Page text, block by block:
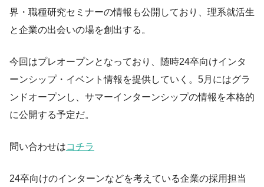
界・職種研究セミナーの情報も公開しており、理系就活生
と企業の出会いの場を創出する。
今回はプレオープンとなっており、随時24卒向けインタ
ーンシップ・イベント情報を提供していく。5月にはグラ
ンドオープンし、サマーインターンシップの情報を本格的
に公開する予定だ。
問い合わせはコチラ
24卒向けのインターンなどを考えている企業の採用担当